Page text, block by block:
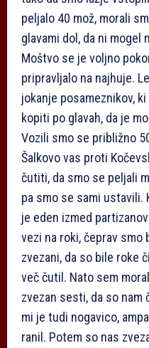
peljalo 40 mož, morali
glavami dol, da ni mogel
Moštvo se je voljno
pripravljalo na najhuje.
jokanje posameznikov,
kopiti po glavah, da je
Vozili smo se približno
Šalkovo vas proti
čutiti, da smo se peljali
pa smo se sami ustavili.
je eden izmed
vezi na roki, čeprav
zvezani, da so bile roke
več čutil. Nato sem
zvezan sesti, da so nam
mi je tudi nogavico,
ranil. Potem so nas